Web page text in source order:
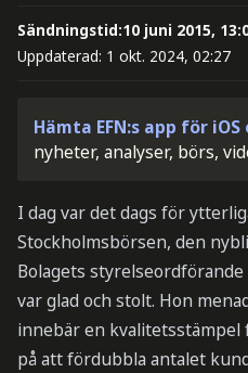
Sändningstid:10 juni 2015,
Uppdaterad: 1 okt. 2024, 02:27
Hämta EFN:s app för
nyheter, analyser, börs,
I dag var det dags för
Stockholmsbörsen, den
Bolagets
var glad och stolt. Hon
innebär en kvalitetsstämpel
på att fördubbla antalet